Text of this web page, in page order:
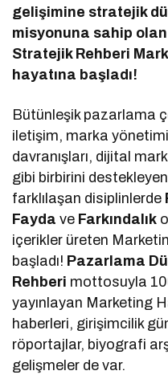
gelişimine stratejik
misyonuna sahip
Stratejik Rehberi
hayatına başladı!
Bütünleşik pazarlama
iletişim, marka
davranışları, dijital
gibi birbirini
farklılaşan disiplinlerde
Fayda ve Farkındalık
içerikler üreten
başladı! Pazarlama
Rehberi mottosuyla
yayınlayan Marketing
haberleri, girişimcilik
röportajlar, biyografi
gelişmeler de var.